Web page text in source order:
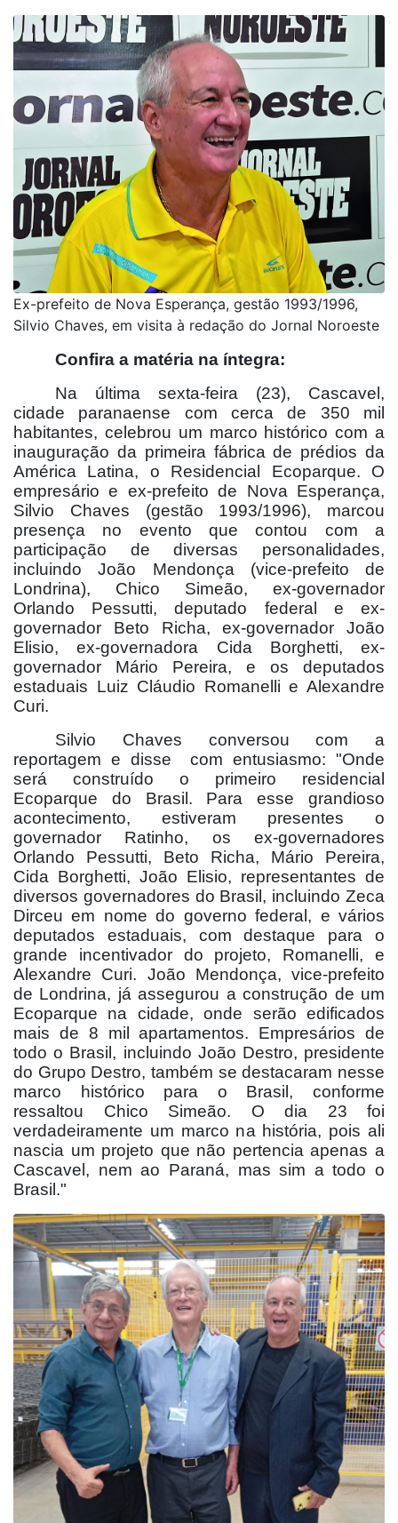
Ex-prefeito de Nova Esperança, gestão 1993/1996,
Silvio Chaves, em visita à redação do Jornal Noroeste
Confira a matéria na íntegra:
Na última sexta-feira (23), Cascavel,
cidade paranaense com cerca de 350 mil
habitantes, celebrou um marco histórico com a
inauguração da primeira fábrica de prédios da
América Latina, o Residencial Ecoparque. O
empresário e ex-prefeito de Nova Esperança,
Silvio Chaves (gestão 1993/1996), marcou
presença no evento que contou com a
participação de diversas personalidades,
incluindo João Mendonça (vice-prefeito de
Londrina), Chico Simeão, ex-governador
Orlando Pessutti, deputado federal e ex-
governador Beto Richa, ex-governador João
Elisio, ex-governadora Cida Borghetti, ex-
governador Mário Pereira, e os deputados
estaduais Luiz Cláudio Romanelli e Alexandre
Curi.
Silvio Chaves conversou com a
reportagem e disse
com entusiasmo: "Onde
será construído o primeiro residencial
Ecoparque do Brasil. Para esse grandioso
acontecimento, estiveram presentes o
governador Ratinho, os ex-governadores
Orlando Pessutti, Beto Richa, Mário Pereira,
Cida Borghetti, João Elisio, representantes de
diversos governadores do Brasil, incluindo Zeca
Dirceu em nome do governo federal, e vários
deputados estaduais, com destaque para o
grande incentivador do projeto, Romanelli, e
Alexandre Curi. João Mendonça, vice-prefeito
de Londrina, já assegurou a construção de um
Ecoparque na cidade, onde serão edificados
mais de 8 mil apartamentos. Empresários de
todo o Brasil, incluindo João Destro, presidente
do Grupo Destro, também se destacaram nesse
marco histórico para o Brasil, conforme
ressaltou Chico Simeão. O dia 23 foi
verdadeiramente um marco na história, pois ali
nascia um projeto que não pertencia apenas a
Cascavel, nem ao Paraná, mas sim a todo o
Brasil."